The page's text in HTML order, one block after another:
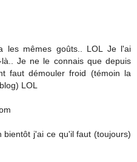
les mêmes goûts.. LOL Je l'ai
Je ne le connais que depuis
faut démouler froid (témoin la
LOL
bientôt j'ai ce qu'il faut (toujours)